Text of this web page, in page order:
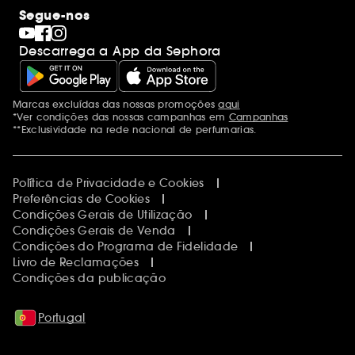
Internacional
Descobrir a Sephora
Código promocional Sephora
Dia dos Namorados
Dia do Pai
Dia da Mãe
Calendários do Advento
Singles' Day
Black Friday
Cyber Monday
Blue Monday
Segue-nos
Descarrega a App da Sephora
Menções adicionais
Marcas excluídas das nossas promoçõesaqui
*Ver condições das nossas campanhas em Campanhas
**Exclusividade na rede nacional de perfumarias.
Política de Privacidade e Cookies
Preferências de Cookies
Condições Gerais de Utilização
Condições Gerais de Venda
Condições do Programa de Fidelidade
Livro de Reclamações
Condições da publicação
Portugal